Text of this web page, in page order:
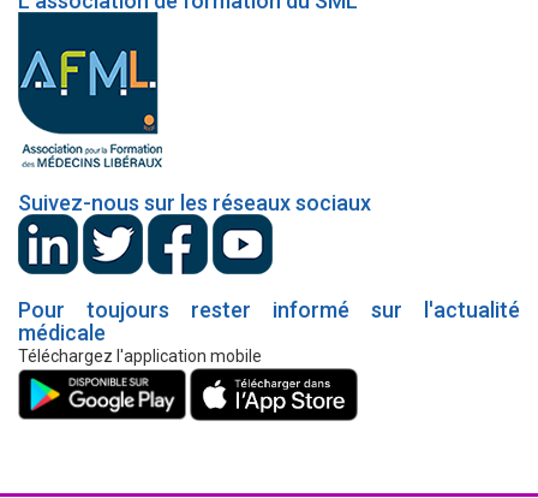
Suivez-nous sur les réseaux sociaux
Pour toujours rester informé sur l'actualité
médicale
Téléchargez l'application mobile